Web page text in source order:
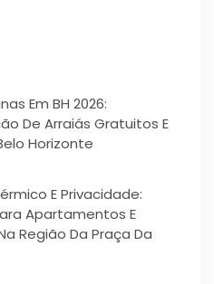
Em BH 2026:
De Arraiás Gratuitos E
Horizonte
E Privacidade:
Apartamentos E
Região Da Praça Da